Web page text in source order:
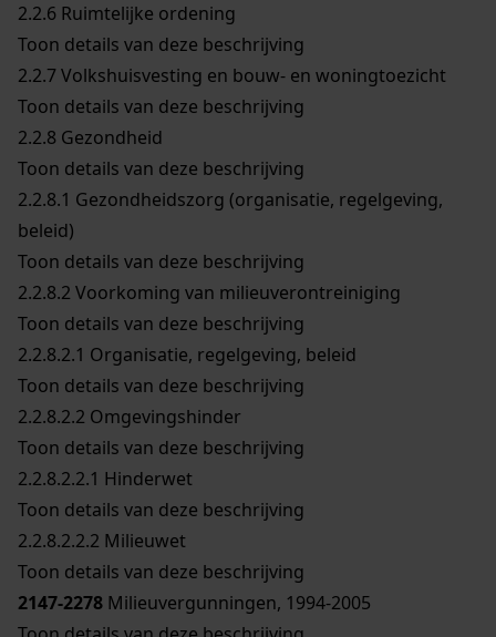
2.2.6 Ruimtelijke ordening
Toon details van deze beschrijving
2.2.7Volkshuisvesting en bouw- en woningtoezicht
Toon details van deze beschrijving
2.2.8 Gezondheid
Toon details van deze beschrijving
2.2.8.1 Gezondheidszorg (organisatie, regelgeving,
beleid)
Toon details van deze beschrijving
2.2.8.2 Voorkoming van milieuverontreiniging
Toon details van deze beschrijving
2.2.8.2.1 Organisatie, regelgeving, beleid
Toon details van deze beschrijving
2.2.8.2.2 Omgevingshinder
Toon details van deze beschrijving
2.2.8.2.2.1 Hinderwet
Toon details van deze beschrijving
2.2.8.2.2.2 Milieuwet
Toon details van deze beschrijving
2147-2278 Milieuvergunningen, 1994-2005